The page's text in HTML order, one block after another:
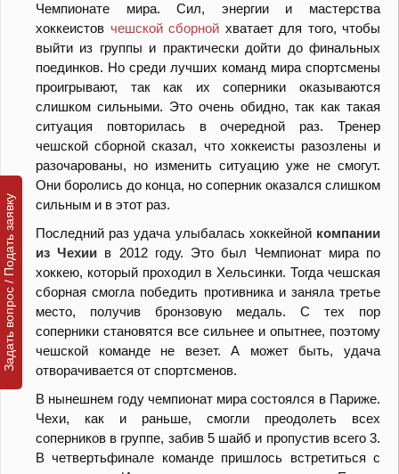
Чемпионате мира. Сил, энергии и мастерства
хоккеистов чешской сборной хватает для того, чтобы
выйти из группы и практически дойти до финальных
поединков. Но среди лучших команд мира спортсмены
проигрывают, так как их соперники оказываются
слишком сильными. Это очень обидно, так как такая
ситуация повторилась в очередной раз. Тренер
чешской сборной сказал, что хоккеисты разозлены и
разочарованы, но изменить ситуацию уже не смогут.
Они боролись до конца, но соперник оказался слишком
сильным и в этот раз.
Последний раз удача улыбалась хоккейной компании
из Чехии в 2012 году. Это был Чемпионат мира по
хоккею, который проходил в Хельсинки. Тогда чешская
сборная смогла победить противника и заняла третье
место, получив бронзовую медаль. С тех пор
соперники становятся все сильнее и опытнее, поэтому
чешской команде не везет. А может быть, удача
отворачивается от спортсменов.
В нынешнем году чемпионат мира состоялся в Париже.
Чехи, как и раньше, смогли преодолеть всех
соперников в группе, забив 5 шайб и пропустив всего 3.
В четвертьфинале команде пришлось встретиться с
Задать вопрос / Подать заявку